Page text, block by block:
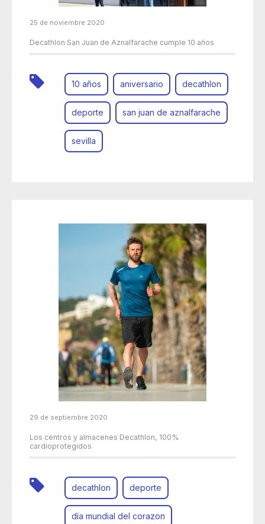
25 de noviembre 2020
Decathlon San Juan de Aznalfarache cumple 10 años
10 años aniversario decathlon
deporte san juan de aznalfarache
sevilla
29 de septiembre 2020
Los centros y almacenes Decathlon, 100%
cardioprotegidos
decathlon deporte
día mundial del corazon